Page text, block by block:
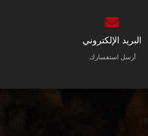
البريد الإلكتروني
أرسل استفسارك.